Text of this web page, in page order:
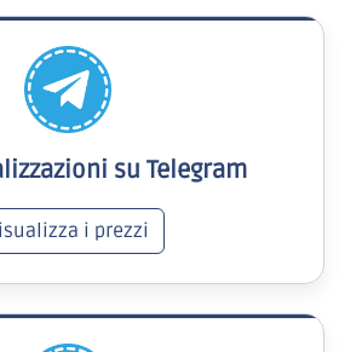
su Telegram
i prezzi